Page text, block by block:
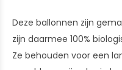
Deze ballonnen zijn
zijn daarmee 100%
Ze behouden voor een